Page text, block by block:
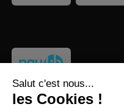
Salut c'est nous...
les Cookies !